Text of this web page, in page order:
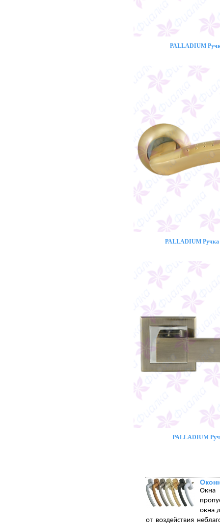
PALLADIUM
PALLADIUM Ручка
PALLADIUM
Окна
окна
от воздействия